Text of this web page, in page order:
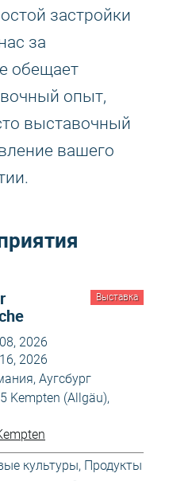
застройки
за
обещает
опыт,
выставочный
вашего
Выставка
2026
2026
Аугсбург
Kempten (Allgäu),
культуры, Продукты